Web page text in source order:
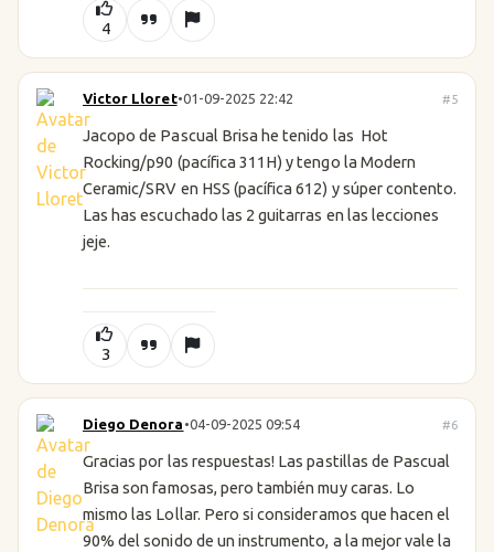
4
Victor Lloret•01-09-2025 22:42 #5
Jacopo de Pascual Brisa he tenido las Hot
Rocking/p90 (pacífica 311H) y tengo la Modern
Ceramic/SRV en HSS (pacífica 612) y súper contento.
Las has escuchado las 2 guitarras en las lecciones
jeje.
3
Diego Denora •04-09-2025 09:54 #6
Gracias por las respuestas! Las pastillas de Pascual
Brisa son famosas, pero también muy caras. Lo
mismo las Lollar. Pero si consideramos que hacen el
90% del sonido de un instrumento, a la mejor vale la